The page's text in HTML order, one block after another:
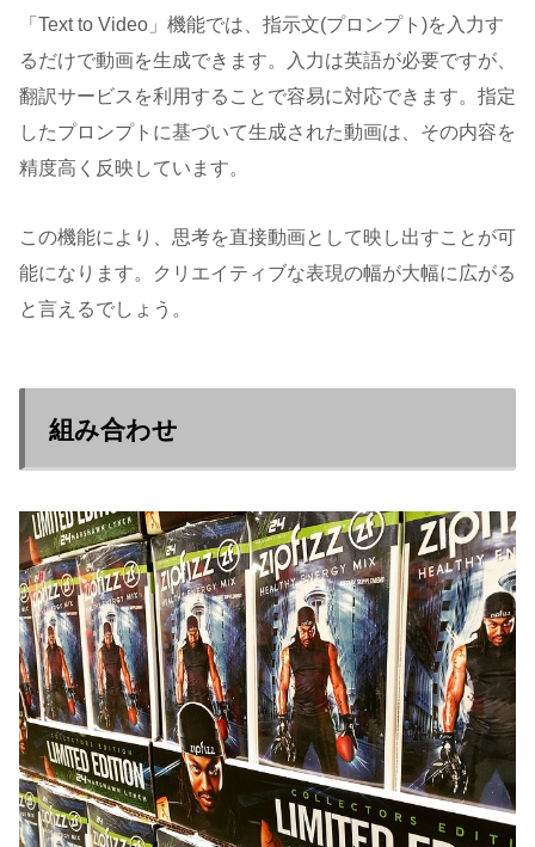
「Text to Video」機能では、指示文(プロンプト)を入力す
るだけで動画を生成できます。入力は英語が必要ですが、
翻訳サービスを利用することで容易に対応できます。指定
したプロンプトに基づいて生成された動画は、その内容を
精度高く反映しています。
この機能により、思考を直接動画として映し出すことが可
能になります。クリエイティブな表現の幅が大幅に広がる
と言えるでしょう。
組み合わせ